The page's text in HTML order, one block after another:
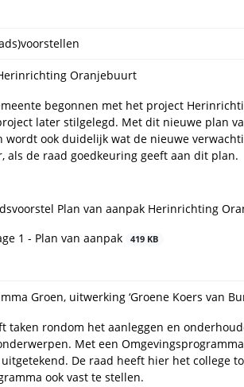
Oranjebuurt
begonnen met het project
later stilgelegd. Met dit nieuwe plan
wordt ook duidelijk wat de nieuwe
als de raad goedkeuring geeft aan dit plan.
Plan van aanpak Herinrichting
1 - Plan van aanpak 419 KB
Groen, uitwerking ‘Groene Koers van
taken rondom het aanleggen en
Met een
De raad heeft hier het college
ook vast te stellen.